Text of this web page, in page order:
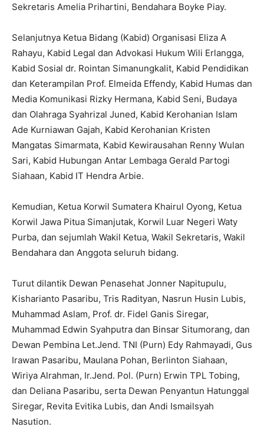
Sekretaris Amelia Prihartini, Bendahara Boyke Piay.
Selanjutnya Ketua Bidang (Kabid) Organisasi Eliza A
Rahayu, Kabid Legal dan Advokasi Hukum Wili Erlangga,
Kabid Sosial dr. Rointan Simanungkalit, Kabid Pendidikan
dan Keterampilan Prof. Elmeida Effendy, Kabid Humas dan
Media Komunikasi Rizky Hermana, Kabid Seni, Budaya
dan Olahraga Syahrizal Juned, Kabid Kerohanian Islam
Ade Kurniawan Gajah, Kabid Kerohanian Kristen
Mangatas Simarmata, Kabid Kewirausahan Renny Wulan
Sari, Kabid Hubungan Antar Lembaga Gerald Partogi
Siahaan, Kabid IT Hendra Arbie.
Kemudian, Ketua Korwil Sumatera Khairul Oyong, Ketua
Korwil Jawa Pitua Simanjutak, Korwil Luar Negeri Waty
Purba, dan sejumlah Wakil Ketua, Wakil Sekretaris, Wakil
Bendahara dan Anggota seluruh bidang.
Turut dilantik Dewan Penasehat Jonner Napitupulu,
Kisharianto Pasaribu, Tris Radityan, Nasrun Husin Lubis,
Muhammad Aslam, Prof. dr. Fidel Ganis Siregar,
Muhammad Edwin Syahputra dan Binsar Situmorang, dan
Dewan Pembina Let.Jend. TNI (Purn) Edy Rahmayadi, Gus
Irawan Pasaribu, Maulana Pohan, Berlinton Siahaan,
Wiriya Alrahman, Ir.Jend. Pol. (Purn) Erwin TPL Tobing,
dan Deliana Pasaribu, serta Dewan Penyantun Hatunggal
Siregar, Revita Evitika Lubis, dan Andi Ismailsyah
Nasution.